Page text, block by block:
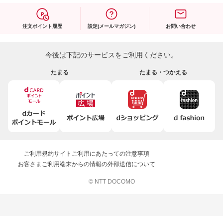
注文ポイント履歴 設定(メールマガジン) お問い合わせ
今後は下記のサービスをご利用ください。
たまる たまる・つかえる
ご利用規約サイトご利用にあたっての注意事項
お客さまご利用端末からの情報の外部送信について
© NTT DOCOMO